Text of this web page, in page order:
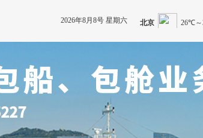
2026年8月8号 星期六